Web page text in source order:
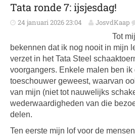
Tata ronde 7: ijsjesdag!
24 januari 2026 23:04 JosvdKaap
Tot
bekennen dat ik nog nooit in mijn
verzet in het Tata Steel
voorgangers. Enkele malen ben ik
toeschouwer geweest, waarvan
van mijn (niet tot nauwelijks
wederwaardigheden van die
delen.
Ten eerste mijn lof voor de